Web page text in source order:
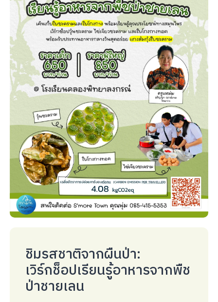
ชิมรสชาติจากผืนป่า:
เวิร์กช็อปเรียนรู้อาหารจากพืช
ป่าชายเลน